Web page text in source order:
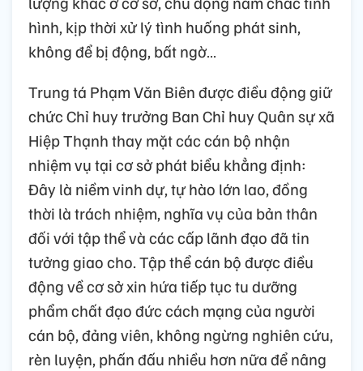
hình, kịp thời xử lý tình huống phát sinh,
không để bị động, bất ngờ…
Trung tá Phạm Văn Biên được điều động giữ
chức Chỉ huy trưởng Ban Chỉ huy Quân sự xã
Hiệp Thạnh thay mặt các cán bộ nhận
nhiệm vụ tại cơ sở phát biểu khẳng định:
Đây là niềm vinh dự, tự hào lớn lao, đồng
thời là trách nhiệm, nghĩa vụ của bản thân
đối với tập thể và các cấp lãnh đạo đã tin
tưởng giao cho. Tập thể cán bộ được điều
động về cơ sở xin hứa tiếp tục tu dưỡng
phẩm chất đạo đức cách mạng của người
cán bộ, đảng viên, không ngừng nghiên cứu,
rèn luyện, phấn đấu nhiều hơn nữa để nâng